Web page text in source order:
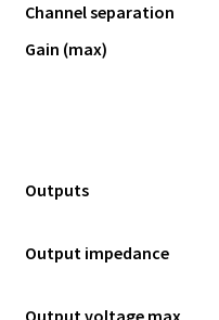
Channel separation
Gain (max)
Outputs
Output impedance